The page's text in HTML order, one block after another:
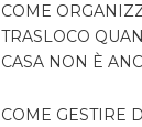
COME
TRASLOCO
CASA NON È
COME GESTIRE